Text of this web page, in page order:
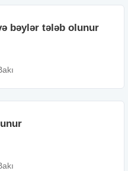
bəylər tələb olunur